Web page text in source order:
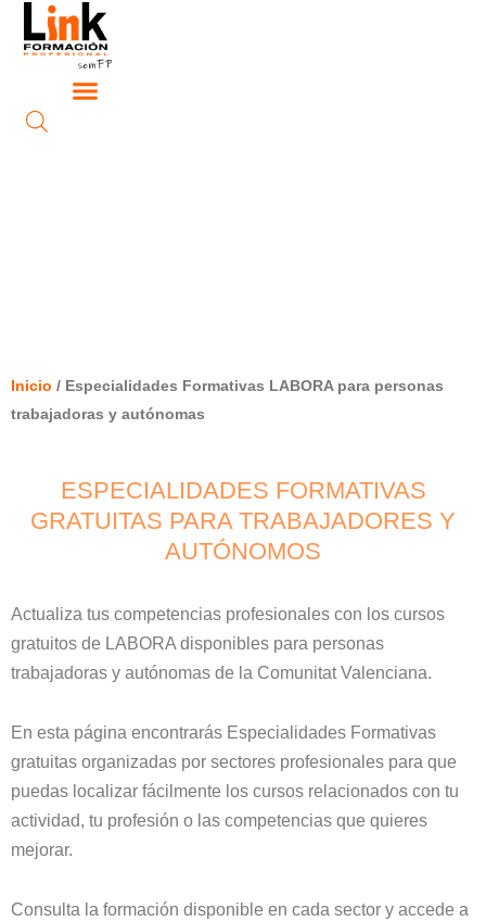
Inicio / Especialidades Formativas LABORA para personas
trabajadoras y autónomas
ESPECIALIDADES FORMATIVAS
GRATUITAS PARA TRABAJADORES Y
AUTÓNOMOS
Actualiza tus competencias profesionales con los cursos
gratuitos de LABORA disponibles para personas
trabajadoras y autónomas de la Comunitat Valenciana.
En esta página encontrarás Especialidades Formativas
gratuitas organizadas por sectores profesionales para que
puedas localizar fácilmente los cursos relacionados con tu
actividad, tu profesión o las competencias que quieres
mejorar.
Consulta la formación disponible en cada sector y accede a